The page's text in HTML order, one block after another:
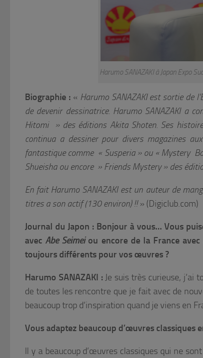
Harumo SANAZAKI à Japan Expo
Biographie : « Harumo SANAZAKI est sortie de
de devenir dessinatrice. Harumo SANAZAKI a
Hitomi » des éditions Akita Shoten. Ses
continua a dessiner pour divers magazines
fantastique comme « Susperia » ou « Mystery
Shueisha ou encore » Friends Mystery » des
En fait Harumo SANAZAKI est un auteur de
titres a son actif (130 environ) !!» (Digiclub.com)
Journal du Japon : Bonjour à vous… Vous
avecAbe Seimeiou encore de la France avec
toujours différents pour vos œuvres ?
Harumo SANAZAKI : Je suis très curieuse, j’ai
de toutes les rencontre que je fait avec de
beaucoup trop d’inspiration quand je viens en
Vous adaptez beaucoup d’œuvres classiques
Il y a beaucoup d’œuvres classiques qui ne